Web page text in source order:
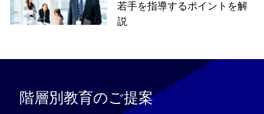
若手を指導するポイントを解
説
階層別教育のご提案